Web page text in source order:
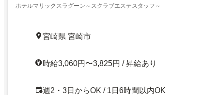
ホテルマリックスラグーン～スクラブエステスタッフ～
宮崎県 宮崎市
時給3,060円〜3,825円 / 昇給あり
週2・3日からOK / 1日6時間以内OK